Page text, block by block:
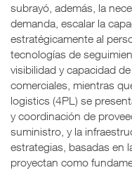
subrayó, además, la
demanda, escalar la
estratégicamente al
tecnologías de
visibilidad y capacidad
comerciales, mientras
logistics (4PL) se
y coordinación de
suministro, y la
estrategias, basadas en
proyectan como